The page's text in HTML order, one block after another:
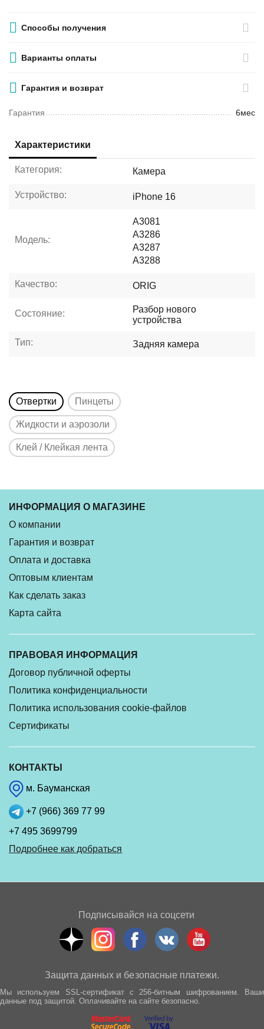
Способы получения
Варианты оплаты
Гарантия и возврат
Гарантия 6мес
Характеристики
Категория: Камера
Устройство: iPhone 16
Модель:
A3081
A3286
A3287
A3288
Качество: ORIG
Состояние:
Разбор нового
устройства
Тип: Задняя камера
Отвертки Пинцеты
Жидкости и аэрозоли
Клей / Клейкая лента
ИНФОРМАЦИЯ О МАГАЗИНЕ
О компании
Гарантия и возврат
Оплата и доставка
Оптовым клиентам
Как сделать заказ
Карта сайта
ПРАВОВАЯ ИНФОРМАЦИЯ
Договор публичной оферты
Политика конфиденциальности
Политика использования cookie-файлов
Сертификаты
КОНТАКТЫ
м. Бауманская
+7 (966) 369 77 99
+7 495 3699799
Подробнее как добраться
Подписывайся на соцсети
Защита данных и безопасные платежи.
Мы используем SSL-сертификат с 256-битным шифрованием. Ваши
данные под защитой. Оплачивайте на сайте безопасно.